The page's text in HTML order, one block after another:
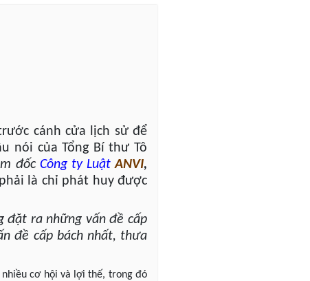
cánh cửa lịch sử để
nói của Tổng Bí thư Tô
đốc Công ty Luật ANVI,
là chỉ phát huy được
đặt ra những vấn đề cấp
đề cấp bách nhất, thưa
cơ hội và lợi thế, trong đó